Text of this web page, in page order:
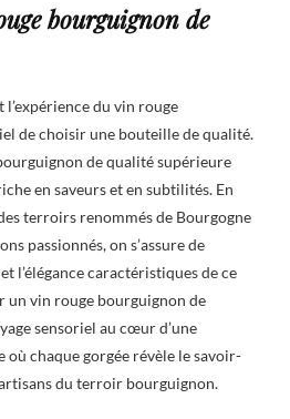
bourguignon de
du vin rouge
de choisir une bouteille de qualité.
de qualité supérieure
en saveurs et en subtilités. En
terroirs renommés de Bourgogne
passionnés, on s’assure de
l’élégance caractéristiques de ce
un vin rouge bourguignon de
sensoriel au cœur d’une
chaque gorgée révèle le savoir-
du terroir bourguignon.